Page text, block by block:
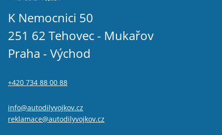
K Nemocnici 50
251 62 Tehovec - Mukařov
Praha - Východ
+420 734 88 00 88
info@autodilyvojkov.cz
reklamace@autodilyvojkov.cz